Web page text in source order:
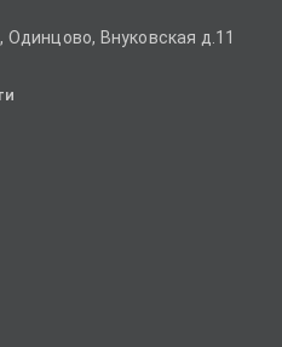
Внуковская д.11